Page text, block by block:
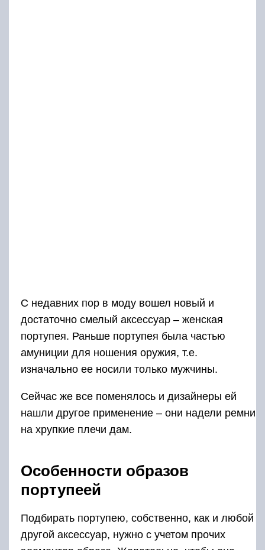
С недавних пор в моду вошел новый и
достаточно смелый аксессуар – женская
портупея. Раньше портупея была частью
амуниции для ношения оружия, т.е.
изначально ее носили только мужчины.
Сейчас же все поменялось и дизайнеры ей
нашли другое применение – они надели ремни
на хрупкие плечи дам.
Особенности образов
портупеей
Подбирать портупею, собственно, как и любой
другой аксессуар, нужно с учетом прочих